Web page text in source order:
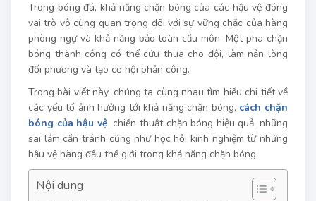
Trong bóng đá, khả năng chặn bóng của các hậu vệ đóng
vai trò vô cùng quan trọng đối với sự vững chắc của hàng
phòng ngự và khả năng bảo toàn cầu môn. Một pha chặn
bóng thành công có thể cứu thua cho đội, làm nản lòng
đối phương và tạo cơ hội phản công.
Trong bài viết này, chúng ta cùng nhau tìm hiểu chi tiết về
các yếu tố ảnh hưởng tới khả năng chặn bóng, cách chặn
bóng của hậu vệ, chiến thuật chặn bóng hiệu quả, những
sai lầm cần tránh cũng như học hỏi kinh nghiệm từ những
hậu vệ hàng đầu thế giới trong khả năng chặn bóng.
Nội dung